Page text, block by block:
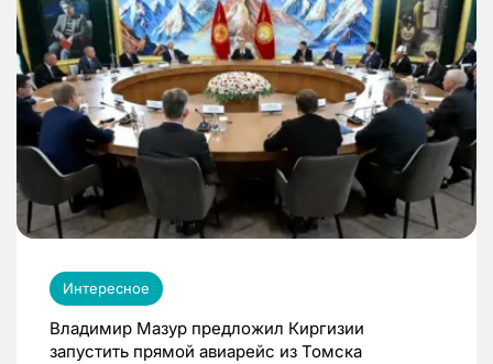
Интересное
Владимир Мазур предложил Киргизии
запустить прямой авиарейс из Томска